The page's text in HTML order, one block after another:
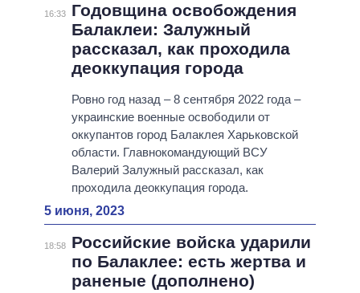
16:33
Годовщина освобождения
Балаклеи: Залужный
рассказал, как проходила
деоккупация города
Ровно год назад – 8 сентября 2022 года –
украинские военные освободили от
оккупантов город Балаклея Харьковской
области. Главнокомандующий ВСУ
Валерий Залужный рассказал, как
проходила деоккупация города.
5 июня, 2023
18:58
Российские войска ударили
по Балаклее: есть жертва и
раненые (дополнено)